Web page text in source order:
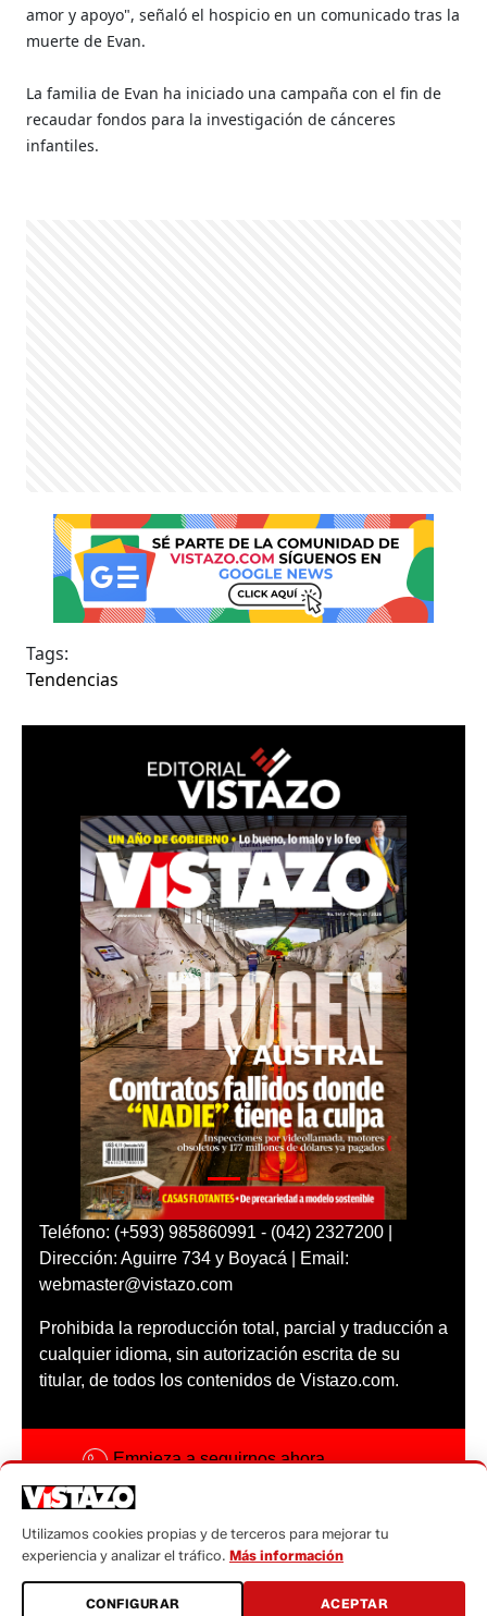
amor y apoyo", señaló el hospicio en un comunicado tras la
muerte de Evan.
La familia de Evan ha iniciado una campaña con el fin de
recaudar fondos para la investigación de cánceres
infantiles.
Tags:
Tendencias
Teléfono: (+593) 985860991 - (042) 2327200 |
Dirección: Aguirre 734 y Boyacá | Email:
webmaster@vistazo.com
Prohibida la reproducción total, parcial y traducción a
cualquier idioma, sin autorización escrita de su
titular, de todos los contenidos de Vistazo.com.
Empieza a seguirnos ahora
Código ética
Sugerencias a:
sugerencias@vistazo.com
Utilizamos cookies propias y de terceros para mejorar tu
experiencia y analizar el tráfico. Más información
CONFIGURAR ACEPTAR